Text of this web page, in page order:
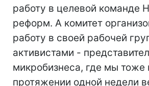
работу в целевой команде
реформ. А комитет
работу в своей рабочей
активистами -
микробизнеса, где мы тоже
протяжении одной недели